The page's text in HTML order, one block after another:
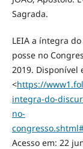
Sagrada.
LEIA a íntegra
posse no
2019. Disponível
<https://
integra-do-
no-
Acesso em: 22